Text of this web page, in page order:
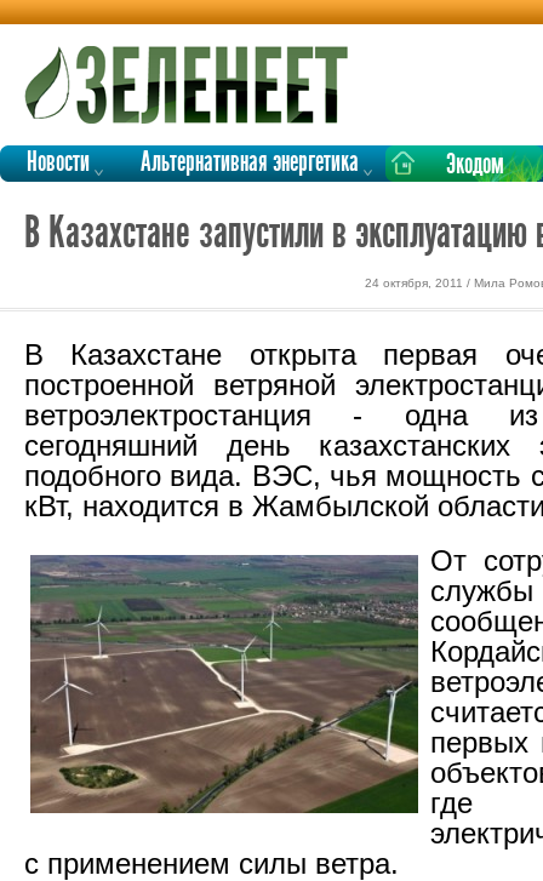
Новости Альтернативная энергетика Экодом
В Казахстане запустили в
24 октября, 2011 / Мила
В Казахстане открыта первая
построенной ветряной
ветроэлектростанция - одна
сегодняшний день казахстанских
подобного вида. ВЭС, чья мощность
кВт, находится в Жамбылской
От
где
с применением силы ветра.